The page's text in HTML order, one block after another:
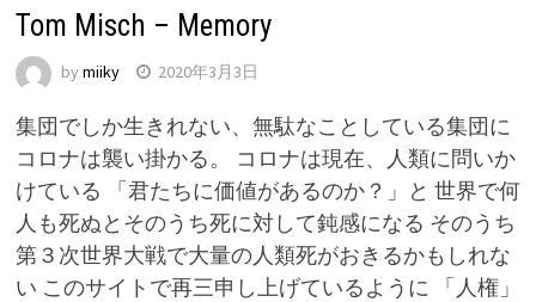
Tom Misch – Memory
by miiky 2020年3月3日
集団でしか生きれない、無駄なことしている集団に
コロナは襲い掛かる。 コロナは現在、人類に問いか
けている 「君たちに価値があるのか？」と 世界で何
人も死ぬとそのうち死に対して鈍感になる そのうち
第３次世界大戦で大量の人類死がおきるかもしれな
い このサイトで再三申し上げているように 「人権」